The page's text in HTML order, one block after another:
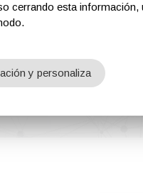
Ferias Revistas
cerrando esta
y personaliza